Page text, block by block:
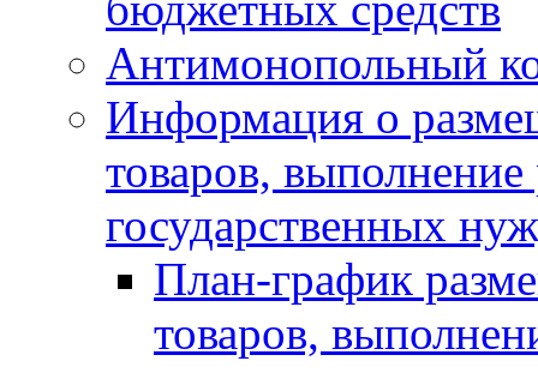
Антимонопольный
Информация о
товаров, выполнение
государственных
План-график
товаров,